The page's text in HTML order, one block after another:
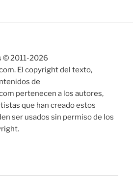
© 2011-2026
El copyright del texto,
de
pertenecen a los autores,
que han creado estos
ser usados sin permiso de los